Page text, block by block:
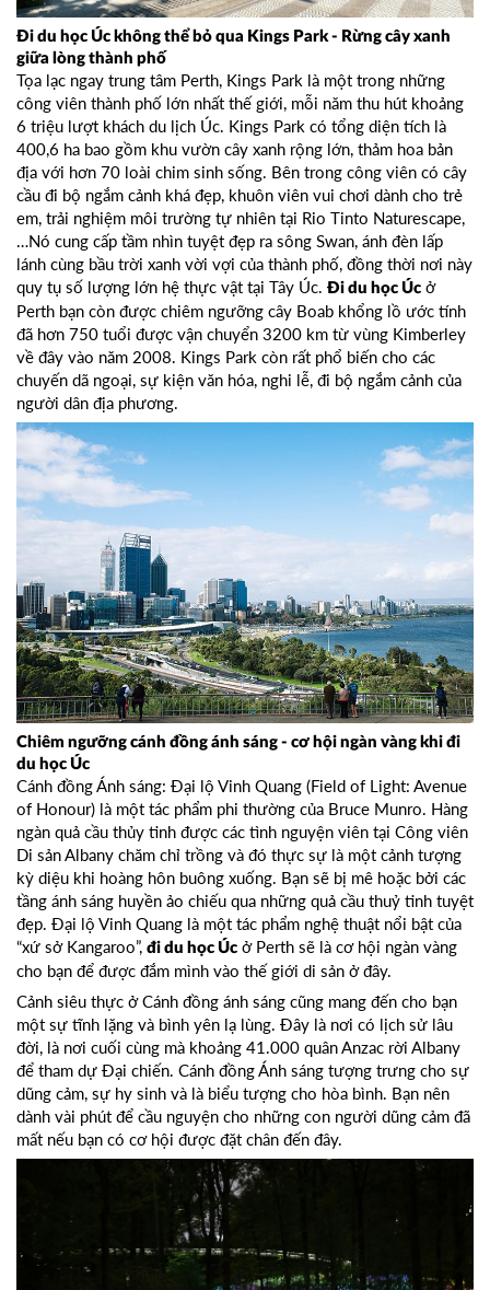
Đi du học Úc không thể bỏ qua Kings Park - Rừng cây xanh
giữa lòng thành phố
Tọa lạc ngay trung tâm Perth, Kings Park là một trong những
công viên thành phố lớn nhất thế giới, mỗi năm thu hút khoảng
6 triệu lượt khách du lịch Úc. Kings Park có tổng diện tích là
400,6 ha bao gồm khu vườn cây xanh rộng lớn, thảm hoa bản
địa với hơn 70 loài chim sinh sống. Bên trong công viên có cây
cầu đi bộ ngắm cảnh khá đẹp, khuôn viên vui chơi dành cho trẻ
em, trải nghiệm môi trường tự nhiên tại Rio Tinto Naturescape,
…Nó cung cấp tầm nhìn tuyệt đẹp ra sông Swan, ánh đèn lấp
lánh cùng bầu trời xanh vời vợi của thành phố, đồng thời nơi này
quy tụ số lượng lớn hệ thực vật tại Tây Úc. Đi du học Úc ở
Perth bạn còn được chiêm ngưỡng cây Boab khổng lồ ước tính
đã hơn 750 tuổi được vận chuyển 3200 km từ vùng Kimberley
về đây vào năm 2008. Kings Park còn rất phổ biến cho các
chuyến dã ngoại, sự kiện văn hóa, nghi lễ, đi bộ ngắm cảnh của
người dân địa phương.
Chiêm ngưỡng cánh đồng ánh sáng - cơ hội ngàn vàng khi đi
du học Úc
Cánh đồng Ánh sáng: Đại lộ Vinh Quang (Field of Light: Avenue
of Honour) là một tác phẩm phi thường của Bruce Munro. Hàng
ngàn quả cầu thủy tinh được các tình nguyện viên tại Công viên
Di sản Albany chăm chỉ trồng và đó thực sự là một cảnh tượng
kỳ diệu khi hoàng hôn buông xuống. Bạn sẽ bị mê hoặc bởi các
tầng ánh sáng huyền ảo chiếu qua những quả cầu thuỷ tinh tuyệt
đẹp. Đại lộ Vinh Quang là một tác phẩm nghệ thuật nổi bật của
“xứ sở Kangaroo”, đi du học Úc ở Perth sẽ là cơ hội ngàn vàng
cho bạn để được đắm mình vào thế giới di sản ở đây.
Cảnh siêu thực ở Cánh đồng ánh sáng cũng mang đến cho bạn
một sự tĩnh lặng và bình yên lạ lùng. Đây là nơi có lịch sử lâu
đời, là nơi cuối cùng mà khoảng 41.000 quân Anzac rời Albany
để tham dự Đại chiến. Cánh đồng Ánh sáng tượng trưng cho sự
dũng cảm, sự hy sinh và là biểu tượng cho hòa bình. Bạn nên
dành vài phút để cầu nguyện cho những con người dũng cảm đã
mất nếu bạn có cơ hội được đặt chân đến đây.